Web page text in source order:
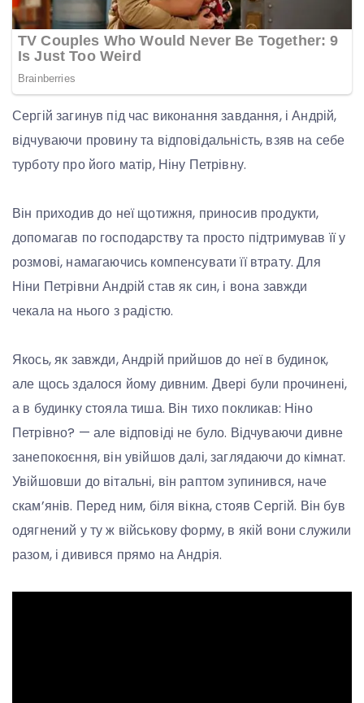
Сергій загинув під час виконання завдання, і Андрій,
відчуваючи провину та відповідальність, взяв на себе
турботу про його матір, Ніну Петрівну.
Він приходив до неї щотижня, приносив продукти,
допомагав по господарству та просто підтримував її у
розмові, намагаючись компенсувати її втрату. Для
Ніни Петрівни Андрій став як син, і вона завжди
чекала на нього з радістю.
Якось, як завжди, Андрій прийшов до неї в будинок,
але щось здалося йому дивним. Двері були прочинені,
а в будинку стояла тиша. Він тихо покликав: Ніно
Петрівно? — але відповіді не було. Відчуваючи дивне
занепокоєння, він увійшов далі, заглядаючи до кімнат.
Увійшовши до вітальні, він раптом зупинився, наче
скам’янів. Перед ним, біля вікна, стояв Сергій. Він був
одягнений у ту ж військову форму, в якій вони служили
разом, і дивився прямо на Андрія.